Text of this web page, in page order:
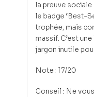
la preuve
le badge ‘Best-
trophée, mais
massif. C’est
jargon inutile
Note : 17/20
Conseil : Ne